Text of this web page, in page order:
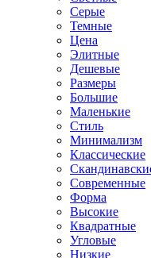
Серые
Темные
Цена
Элитные
Дешевые
Размеры
Большие
Маленькие
Стиль
Минимализм
Классические
Современные
Форма
Высокие
Квадратные
Угловые
Низкие